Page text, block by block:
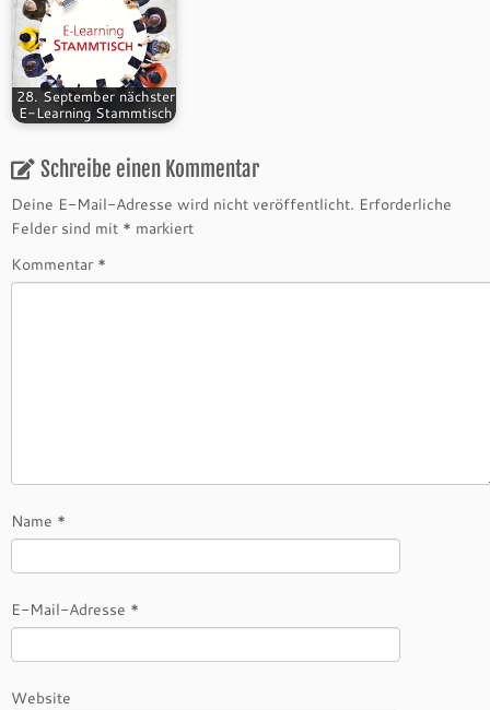
28. September nächster
E-Learning Stammtisch
Schreibe einen Kommentar
Deine E-Mail-Adresse wird nicht veröffentlicht. Erforderliche
Felder sind mit * markiert
Kommentar *
Name *
E-Mail-Adresse *
Website